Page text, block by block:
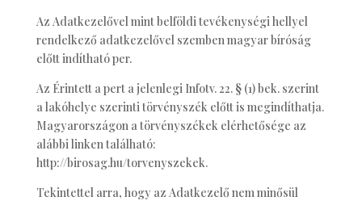
Az Adatkezelővel mint belföldi tevékenységi hellyel
rendelkező adatkezelővel szemben magyar bíróság
előtt indítható per.
Az Érintett a pert a jelenlegi Infotv. 22. § (1) bek. szerint
a lakóhelye szerinti törvényszék előtt is megindíthatja.
Magyarországon a törvényszékek elérhetősége az
alábbi linken található:
http://birosag.hu/torvenyszekek.
Tekintettel arra, hogy az Adatkezelő nem minősül